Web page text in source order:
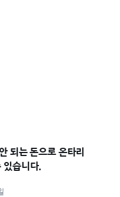
되는 돈으로 온타리
있습니다.